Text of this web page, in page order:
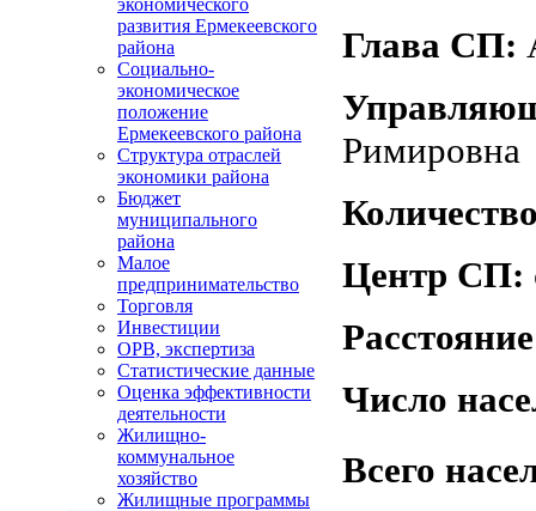
экономического
развития Ермекеевского
района
Социально-
экономическое
положение
Ермекеевского района
Структура отраслей
экономики района
Бюджет
муниципального
района
Малое
предпринимательство
Торговля
Инвестиции
ОРВ, экспертиза
Статистические данные
Оценка эффективности
деятельности
Жилищно-
коммунальное
хозяйство
Жилищные программы
Глава СП:
Римировна
Центр СП:
Число
Всего